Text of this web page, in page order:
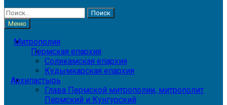
Найти:
Меню
Митрополия
Пермская епархия
Соликамская епархия
Кудымкарская епархия
Архипастырь
Глава Пермской митрополии, митрополит
Пермский и Кунгурский